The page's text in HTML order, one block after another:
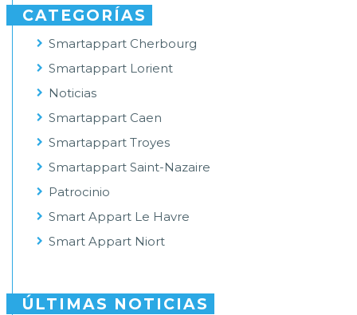
CATEGORÍAS
Smartappart Cherbourg
Smartappart Lorient
Noticias
Smartappart Caen
Smartappart Troyes
Smartappart Saint-Nazaire
Patrocinio
Smart Appart Le Havre
Smart Appart Niort
ÚLTIMAS NOTICIAS